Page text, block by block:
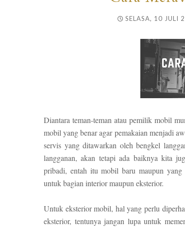
SELASA, 10 JULI
Diantara teman-teman atau pemilik mobil
mobil yang benar agar pemakaian menjadi
servis yang ditawarkan oleh bengkel
langganan, akan tetapi ada baiknya kita
pribadi, entah itu mobil baru maupun yang
untuk bagian interior maupun eksterior.
Untuk eksterior mobil, hal yang perlu
eksterior, tentunya jangan lupa untuk